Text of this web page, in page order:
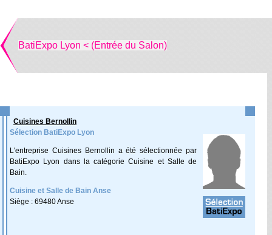
BatiExpo Lyon < (Entrée du Salon)
Cuisines Bernollin
Sélection BatiExpo Lyon
L'entreprise Cuisines Bernollin a été sélectionnée par
BatiExpo Lyon dans la catégorie Cuisine et Salle de
Bain.
Cuisine et Salle de Bain Anse
Siège : 69480 Anse